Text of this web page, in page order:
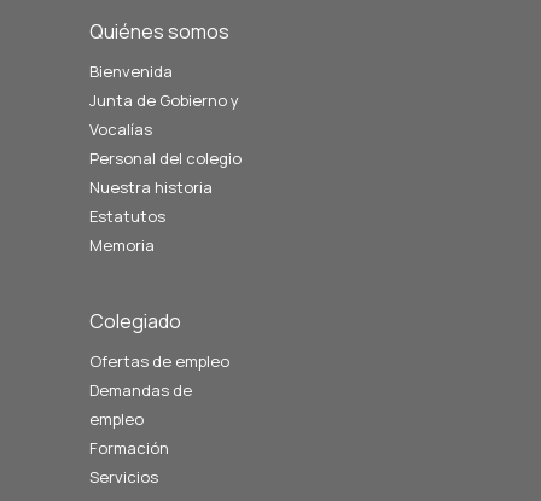
Quiénes somos
Bienvenida
Junta de Gobierno y
Vocalías
Personal del colegio
Nuestra historia
Estatutos
Memoria
Colegiado
Ofertas de empleo
Demandas de
empleo
Formación
Servicios